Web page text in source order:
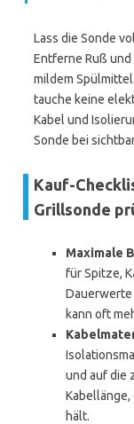
Lass die Sonde
Entferne Ruß
mildem
tauche keine
Kabel und
Sonde bei
Kauf-
Grillsonde
Maximale
für Spitze,
kann oft
und auf die
hält.